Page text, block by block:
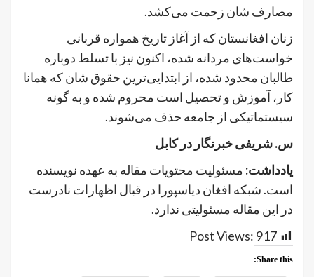
مصارف شان زحمت می‌کشد.
زنان افغانستان که از آغاز تاریخ همواره قربانی
خواست‌های مردانه شده، اکنون نیز با تسلط دوباره
طالبان محدود شده، از ابتدایی‌ترین حقوق شان که همانا
کار، آموزش و تحصیل است محروم شده و به گونه
سیستماتیکی از جامعه حذف می‌شوند.
س. شریفی خبرنگار در کابل
یادداشت: مسئولیت محتویات مقاله به عهده نویسنده
است. شبکه افغان دیاسپورا در قبال اظهارات نادرست
در این مقاله مسئولیتی ندارد.
Post Views: 917
Share this: